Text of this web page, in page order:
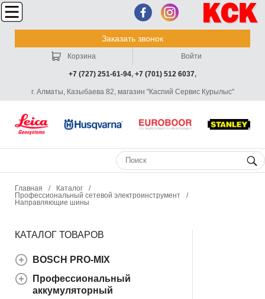
Заказать звонок
+7 (727) 251-61-94, +7 (701) 512 6037,
г. Алматы, Казыбаева 82, магазин "Каспий Сервис Курылыс"
Корзина Войти
Главная / Каталог
/
Профессиональный сетевой электроинструмент
/
Направляющие шины
КАТАЛОГ ТОВАРОВ
BOSCH PRO-MIX
Профессиональный
аккумуляторный